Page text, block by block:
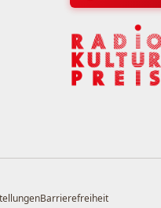
Barrierefreiheit